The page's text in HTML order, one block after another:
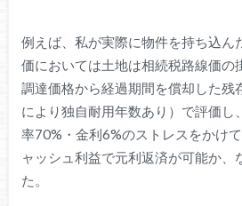
例えば、私が実際に物件を持ち込ん
価においては土地は相続税路線価の
調達価格から経過期間を償却した残
により独自耐用年数あり）で評価し
率70%・金利6%のストレスをかけ
ャッシュ利益で元利返済が可能か、
た。